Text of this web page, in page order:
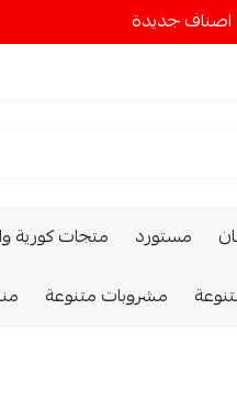
مستورد
متجات كورية
مشروبات متنوعة